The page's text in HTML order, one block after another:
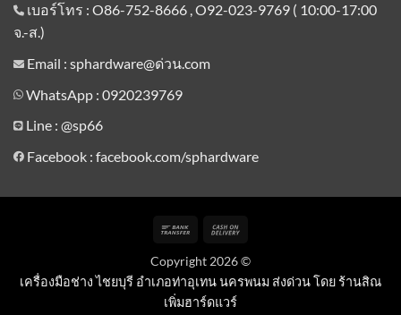
เบอร์โทร : O86-752-8666 , O92-023-9769 ( 10:00-17:00
จ.-ส.)
Email : sphardware@ด่วน.com
WhatsApp : 0920239769
Line : @sp66
Facebook : facebook.com/sphardware
Bank
Delivery
Copyright 2026 ©
เครื่องมือช่าง ไชยบุรี อำเภอท่าอุเทน นครพนม ส่งด่วน โดย ร้านสิณ
เพิ่มฮาร์ดแวร์